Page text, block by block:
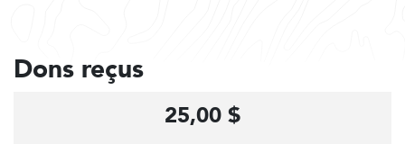
Dons reçus
25,00 $